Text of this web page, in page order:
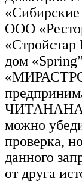
ООО
дом
можно
проверка,
данного
от друга